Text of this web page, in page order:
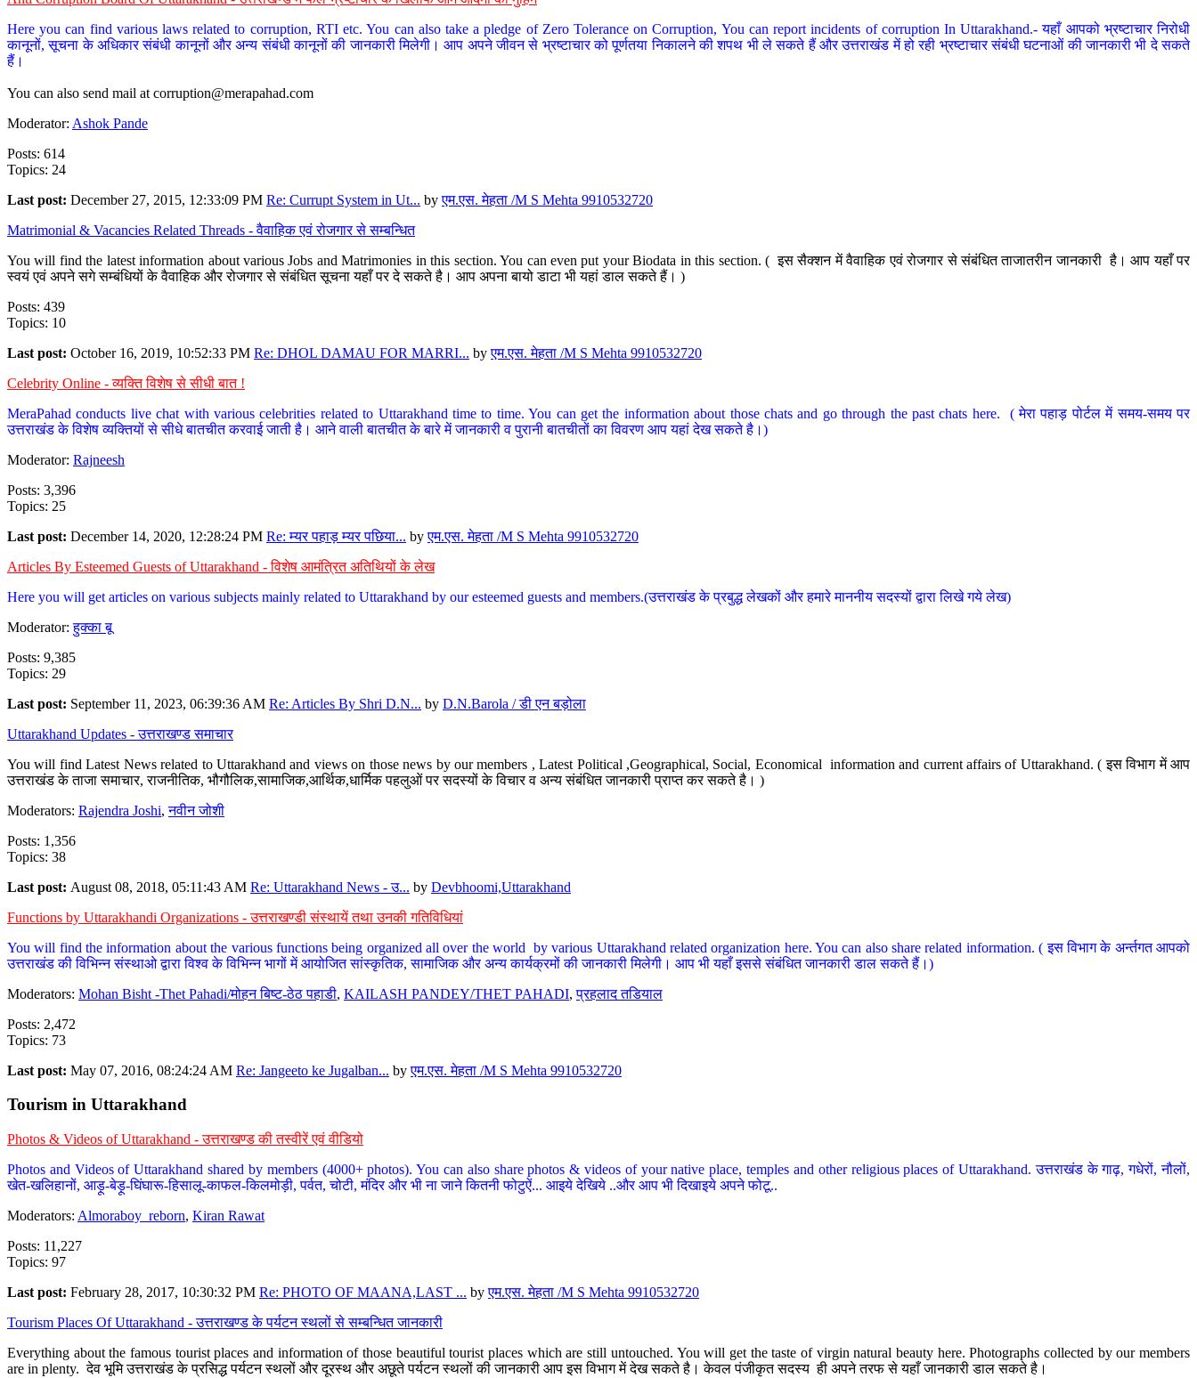
Here you can find various laws related to corruption, RTI etc. You can also take a pledge of Zero Tolerance on Corruption, You can report incidents of corruption In Uttarakhand.- यहाँ आपको भ्रष्टाचार निरोधी
कानूनों, सूचना के अधिकार संबंधी कानूनों और अन्य संबंधी कानूनों की जानकारी मिलेगी। आप अपने जीवन से भ्रष्टाचार को पूर्णतया निकालने की शपथ भी ले सकते हैं और उत्तराखंड में हो रही भ्रष्टाचार संबंधी घटनाओं की जानकारी भी दे सकते
हैं।
You can also send mail at corruption@merapahad.com
Moderator: Ashok Pande
Posts: 614
Topics: 24
Last post: December 27, 2015, 12:33:09 PM Re: Currupt System in Ut... byएम.एस. मेहता /M S Mehta 9910532720
Matrimonial & Vacancies Related Threads - वैवाहिक एवं रोजगार से सम्बन्धित
You will find the latest information about various Jobs and Matrimonies in this section. You can even put your Biodata in this section. ( इस सैक्शन में वैवाहिक एवं रोजगार से संबंधित ताजातरीन जानकारी है। आप यहाँ पर
स्वयं एवं अपने सगे सम्बंधियों के वैवाहिक और रोजगार से संबंधित सूचना यहाँ पर दे सकते है। आप अपना बायो डाटा भी यहां डाल सकते हैं। )
Posts: 439
Topics: 10
Last post: October 16, 2019, 10:52:33 PM Re: DHOL DAMAU FOR MARRI... byएम.एस. मेहता /M S Mehta 9910532720
Celebrity Online - व्यक्ति विशेष से सीधी बात !
MeraPahad conducts live chat with various celebrities related to Uttarakhand time to time. You can get the information about those chats and go through the past chats here. ( मेरा पहाड़ पोर्टल में समय-समय पर
उत्तराखंड के विशेष व्यक्तियों से सीधे बातचीत करवाई जाती है। आने वाली बातचीत के बारे में जानकारी व पुरानी बातचीतों का विवरण आप यहां देख सकते है।)
Moderator: Rajneesh
Posts: 3,396
Topics: 25
Last post: December 14, 2020, 12:28:24 PM Re: म्यर पहाड़ म्यर पछिया... byएम.एस. मेहता /M S Mehta 9910532720
Articles By Esteemed Guests of Uttarakhand - विशेष आमंत्रित अतिथियों के लेख
Here you will get articles on various subjects mainly related to Uttarakhand by our esteemed guests and members.(उत्तराखंड के प्रबुद्ध लेखकों और हमारे माननीय सदस्यों द्वारा लिखे गये लेख)
Moderator:हुक्का बू
Posts: 9,385
Topics: 29
Last post: September 11, 2023, 06:39:36 AM Re: Articles By Shri D.N... by D.N.Barola / डी एन बड़ोला
Uttarakhand Updates - उत्तराखण्ड समाचार
You will find Latest News related to Uttarakhand and views on those news by our members , Latest Political ,Geographical, Social, Economical information and current affairs of Uttarakhand. ( इस विभाग में आप
उत्तराखंड के ताजा समाचार, राजनीतिक, भौगौलिक,सामाजिक,आर्थिक,धार्मिक पहलुओं पर सदस्यों के विचार व अन्य संबंधित जानकारी प्राप्त कर सकते है। )
Moderators: Rajendra Joshi,नवीन जोशी
Posts: 1,356
Topics: 38
Last post: August 08, 2018, 05:11:43 AM Re: Uttarakhand News - उ... by Devbhoomi,Uttarakhand
Functions by Uttarakhandi Organizations - उत्तराखण्डी संस्थायें तथा उनकी गतिविधियां
You will find the information about the various functions being organized all over the world by various Uttarakhand related organization here. You can also share related information. ( इस विभाग के अर्न्तगत आपको
उत्तराखंड की विभिन्न संस्थाओ द्वारा विश्व के विभिन्न भागों में आयोजित सांस्कृतिक, सामाजिक और अन्य कार्यक्रमों की जानकारी मिलेगी। आप भी यहाँ इससे संबंधित जानकारी डाल सकते हैं।)
Moderators: Mohan Bisht -Thet Pahadi/मोहन बिष्ट-ठेठ पहाडी, KAILASH PANDEY/THET PAHADI,प्रहलाद तडियाल
Posts: 2,472
Topics: 73
Last post: May 07, 2016, 08:24:24 AM Re: Jangeeto ke Jugalban... byएम.एस. मेहता /M S Mehta 9910532720
Tourism in Uttarakhand
Photos & Videos of Uttarakhand - उत्तराखण्ड की तस्वीरें एवं वीडियो
Photos and Videos of Uttarakhand shared by members (4000+ photos). You can also share photos & videos of your native place, temples and other religious places of Uttarakhand. उत्तराखंड के गाढ़, गधेरों, नौलों,
खेत-खलिहानों, आड़ू-बेड़ू-घिंघारू-हिसालू-काफल-किलमोड़ी, पर्वत, चोटी, मंदिर और भी ना जाने कितनी फोटुऐं... आइये देखिये ..और आप भी दिखाइये अपने फोटू..
Moderators: Almoraboy_reborn, Kiran Rawat
Posts: 11,227
Topics: 97
Last post: February 28, 2017, 10:30:32 PM Re: PHOTO OF MAANA,LAST ... byएम.एस. मेहता /M S Mehta 9910532720
Tourism Places Of Uttarakhand - उत्तराखण्ड के पर्यटन स्थलों से सम्बन्धित जानकारी
Everything about the famous tourist places and information of those beautiful tourist places which are still untouched. You will get the taste of virgin natural beauty here. Photographs collected by our members
are in plenty. देव भूमि उत्तराखंड के प्रसिद्ध पर्यटन स्थलों और दूरस्थ और अछूते पर्यटन स्थलों की जानकारी आप इस विभाग में देख सकते है। केवल पंजीकृत सदस्य ही अपने तरफ से यहाँ जानकारी डाल सकते है।